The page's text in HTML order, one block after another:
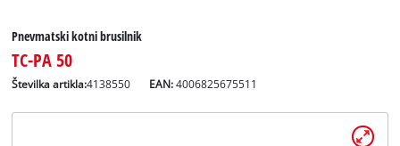
Pnevmatski kotni brusilnik
TC-PA 50
Številka artikla:4138550 EAN:4006825675511